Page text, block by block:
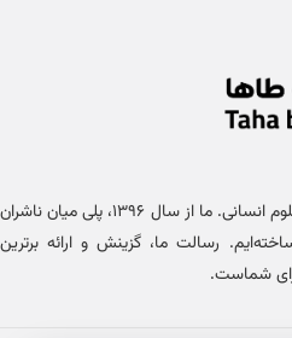
خانه کتاب طاها، مرجع تخصصی آثار علوم انسانی. ما از سال ۱۳۹۶، پلی میان ناشران
رسالت ما، گزینش و ارائه برترین
شماست.